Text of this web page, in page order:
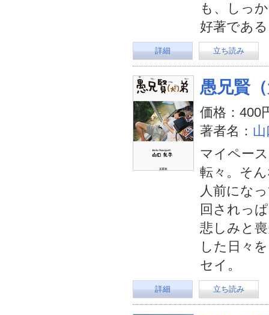
も、しっ
好著であ
詳細 立ち読み
愚兄賢
価格：400
著者名：
マイペー
転々。そ
人前にな
回されっ
悲しみと
した日々
セイ。
詳細 立ち読み